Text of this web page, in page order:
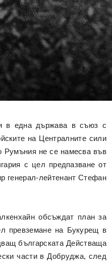
в една държава в съюз с
на Централните сили
Румъния не се намесва във
с цел предпазване от
генерал-лейтенант Стефан
обсъждат план за
превземане на Букурещ в
българската Действаща
части в Добруджа, след